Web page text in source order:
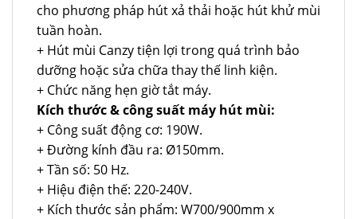
cho phương pháp hút xả thải hoặc hút khử mùi
tuần hoàn.
+ Hút mùi Canzy tiện lợi trong quá trình bảo
dưỡng hoặc sửa chữa thay thế linh kiện.
+ Chức năng hẹn giờ tắt máy.
Kích thước & công suất máy hút mùi:
+ Công suất động cơ: 190W.
+ Đường kính đầu ra: Ø150mm.
+ Tần số: 50 Hz.
+ Hiệu điện thế: 220-240V.
+ Kích thước sản phẩm: W700/900mm x